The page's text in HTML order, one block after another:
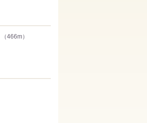
（466m）